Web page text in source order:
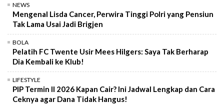
NEWS
Mengenal Lisda Cancer, Perwira Tinggi Polri yang Pensiun
Tak Lama Usai Jadi Brigjen
BOLA
Pelatih FC Twente Usir Mees Hilgers: Saya Tak Berharap
Dia Kembali ke Klub!
LIFESTYLE
PIP Termin II 2026 Kapan Cair? Ini Jadwal Lengkap dan Cara
Ceknya agar Dana Tidak Hangus!